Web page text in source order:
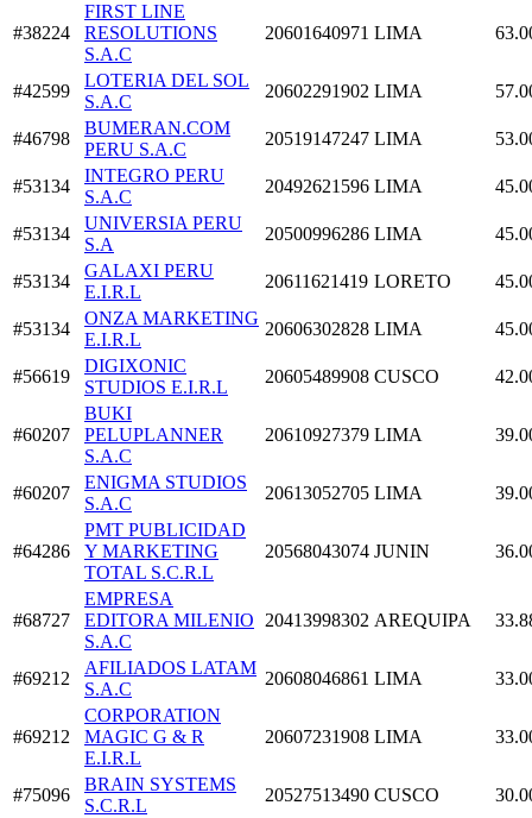
#38224
FIRST LINE
RESOLUTIONS
S.A.C
20601640971 LIMA
#42599
LOTERIA DEL SOL
S.A.C
20602291902 LIMA
#46798
BUMERAN.COM
PERU S.A.C
20519147247 LIMA
#53134
INTEGRO PERU
S.A.C
20492621596 LIMA
#53134
UNIVERSIA PERU
S.A
20500996286 LIMA
#53134
GALAXI PERU
E.I.R.L
20611621419 LORETO
#53134
ONZA MARKETING
E.I.R.L
20606302828 LIMA
#56619
DIGIXONIC
STUDIOS E.I.R.L
20605489908 CUSCO
#60207
BUKI
PELUPLANNER
S.A.C
20610927379 LIMA
#60207
ENIGMA STUDIOS
S.A.C
20613052705 LIMA
#64286
PMT PUBLICIDAD
Y MARKETING
TOTAL S.C.R.L
20568043074 JUNIN
#68727
EMPRESA
EDITORA MILENIO
S.A.C
20413998302 AREQUIPA
#69212
AFILIADOS LATAM
S.A.C
20608046861 LIMA
#69212
CORPORATION
MAGIC G & R
E.I.R.L
20607231908 LIMA
#75096
BRAIN SYSTEMS
S.C.R.L
20527513490 CUSCO